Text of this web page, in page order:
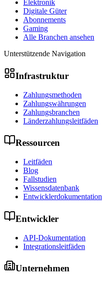
Elektronik
Digitale Güter
Abonnements
Gaming
Alle Branchen ansehen
Unterstützende Navigation
Infrastruktur
Zahlungsmethoden
Zahlungswährungen
Zahlungsbranchen
Länderzahlungsleitfäden
Ressourcen
Leitfäden
Blog
Fallstudien
Wissensdatenbank
Entwicklerdokumentation
Entwickler
API-Dokumentation
Integrationsleitfäden
Unternehmen